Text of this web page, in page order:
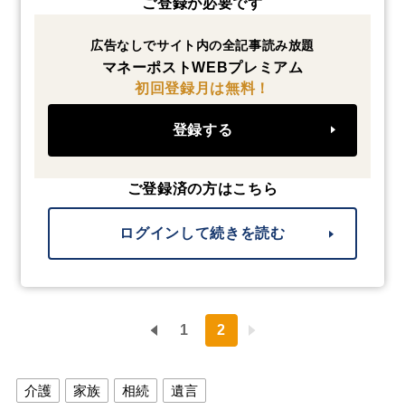
ご登録が必要です
広告なしでサイト内の全記事読み放題
マネーポストWEBプレミアム
初回登録月は無料！
登録する
ご登録済の方はこちら
ログインして続きを読む
1 2
介護 家族 相続 遺言